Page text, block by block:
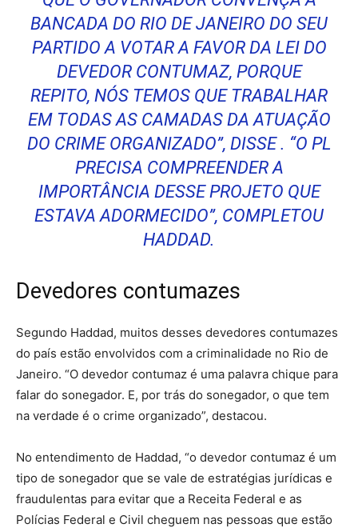
BANCADA DO RIO DE JANEIRO DO SEU
PARTIDO A VOTAR A FAVOR DA LEI DO
DEVEDOR CONTUMAZ, PORQUE
REPITO, NÓS TEMOS QUE TRABALHAR
EM TODAS AS CAMADAS DA ATUAÇÃO
DO CRIME ORGANIZADO”, DISSE . “O PL
PRECISA COMPREENDER A
IMPORTÂNCIA DESSE PROJETO QUE
ESTAVA ADORMECIDO”, COMPLETOU
HADDAD.
Devedores contumazes
Segundo Haddad, muitos desses devedores contumazes
do país estão envolvidos com a criminalidade no Rio de
Janeiro. “O devedor contumaz é uma palavra chique para
falar do sonegador. E, por trás do sonegador, o que tem
na verdade é o crime organizado”, destacou.
No entendimento de Haddad, “o devedor contumaz é um
tipo de sonegador que se vale de estratégias jurídicas e
fraudulentas para evitar que a Receita Federal e as
Polícias Federal e Civil cheguem nas pessoas que estão